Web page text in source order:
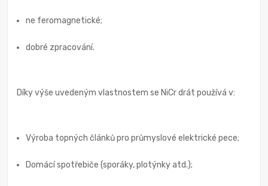
ne feromagnetické;
dobré zpracování.
Díky výše uvedeným vlastnostem se NiCr drát používá v:
Výroba topných článků pro průmyslové elektrické pece;
Domácí spotřebiče (sporáky, plotýnky atd.);